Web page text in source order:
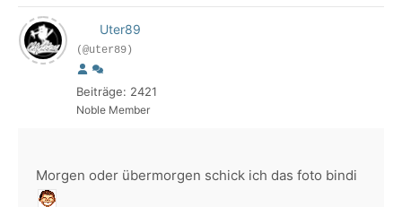
Uter89
(@uter89)
Beiträge: 2421
Noble Member
Morgen oder übermorgen schick ich das foto bindi